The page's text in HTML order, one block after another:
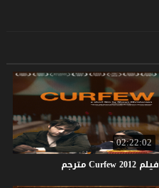
02:22:02
فيلم Curfew2012 مترجم